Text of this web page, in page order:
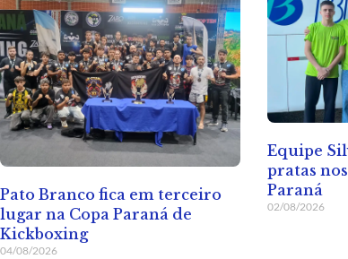
Pato Branco fica em terceiro
lugar na Copa Paraná de
Kickboxing
04/08/2026
Equipe
pratas
Paraná
02/08/2026